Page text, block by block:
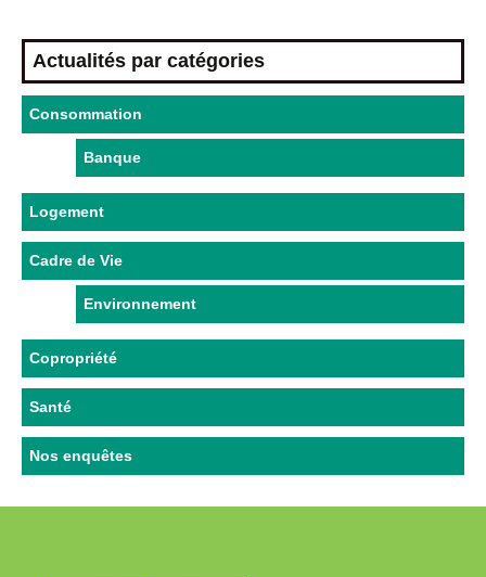
Actualités par catégories
Consommation
Banque
Logement
Cadre de Vie
Environnement
Copropriété
Santé
Nos enquêtes